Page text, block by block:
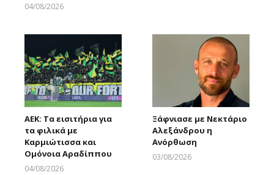
04/08/2026
ΑΕΚ: Τα εισιτήρια για
τα φιλικά με
Καρμιώτισσα και
Ομόνοια Αραδίππου
04/08/2026
Ξάφνιασε με Νεκτάριο
Αλεξάνδρου η
Ανόρθωση
03/08/2026